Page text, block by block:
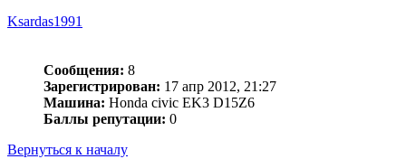
Ksardas1991
Сообщения: 8
Зарегистрирован: 17 апр 2012, 21:27
Машина: Honda civic EK3 D15Z6
Баллы репутации: 0
Вернуться к началу